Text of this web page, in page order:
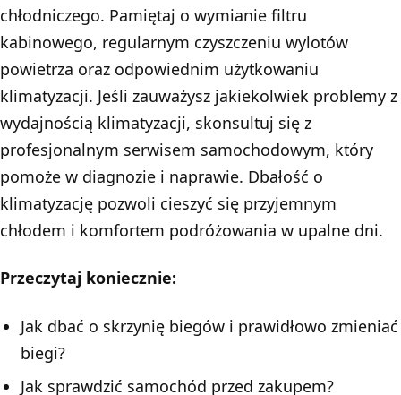
chłodniczego. Pamiętaj o wymianie filtru
kabinowego, regularnym czyszczeniu wylotów
powietrza oraz odpowiednim użytkowaniu
klimatyzacji. Jeśli zauważysz jakiekolwiek problemy z
wydajnością klimatyzacji, skonsultuj się z
profesjonalnym serwisem samochodowym, który
pomoże w diagnozie i naprawie. Dbałość o
klimatyzację pozwoli cieszyć się przyjemnym
chłodem i komfortem podróżowania w upalne dni.
Przeczytaj koniecznie:
Jak dbać o skrzynię biegów i prawidłowo zmieniać
biegi?
Jak sprawdzić samochód przed zakupem?